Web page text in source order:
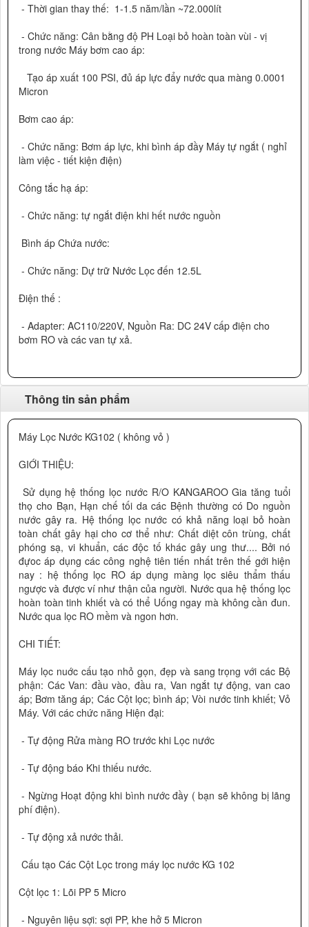
- Thời gian thay thế: 1-1.5 năm/lần ~72.000lít
- Chức năng: Cân bằng độ PH Loại bỏ hoàn toàn vùi - vị
trong nước Máy bơm cao áp:
Tạo áp xuất 100 PSI, đủ áp lực đẩy nước qua màng 0.0001
Micron
Bơm cao áp:
- Chức năng: Bơm áp lực, khi bình áp đầy Máy tự ngắt ( nghỉ
làm việc - tiết kiện điện)
Công tắc hạ áp:
- Chức năng: tự ngắt điện khi hết nước nguồn
Bình áp Chứa nước:
- Chức năng: Dự trữ Nước Lọc đến 12.5L
Điện thế :
- Adapter: AC110/220V, Nguồn Ra: DC 24V cấp điện cho
bơm RO và các van tự xả.
Thông tin sản phẩm
Máy Lọc Nước KG102 ( không vỏ )
GIỚI THIỆU:
Sử dụng hệ thống lọc nước R/O KANGAROO Gia tăng tuổi
thọ cho Bạn, Hạn chế tối da các Bệnh thường có Do nguồn
nước gây ra. Hệ thống lọc nước có khả năng loại bỏ hoàn
toàn chất gây hại cho cơ thể như: Chất diệt côn trùng, chất
phóng sạ, vi khuẩn, các độc tố khác gây ung thư.... Bởi nó
đựoc áp dụng các công nghệ tiên tiến nhất trên thế gới hiện
nay : hệ thống lọc RO áp dụng màng lọc siêu thẩm thấu
ngược và được ví như thận của người. Nước qua hệ thống lọc
hoàn toàn tinh khiết và có thể Uống ngay mà không cần đun.
Nước qua lọc RO mềm và ngon hơn.
CHI TIẾT:
Máy lọc nuớc cấu tạo nhỏ gọn, đẹp và sang trọng với các Bộ
phận: Các Van: đầu vào, đầu ra, Van ngắt tự động, van cao
áp; Bơm tăng áp; Các Cột lọc; bình áp; Vòi nước tinh khiết; Vỏ
Máy. Với các chức năng Hiện đại:
- Tự động Rửa màng RO trước khi Lọc nước
- Tự động báo Khi thiếu nước.
- Ngừng Hoạt động khi bình nước đầy ( bạn sẽ không bị lãng
phí điện).
- Tự động xả nước thải.
Cấu tạo Các Cột Lọc trong máy lọc nước KG 102
Cột lọc 1: Lõi PP 5 Micro
- Nguyên liệu sợi: sợi PP, khe hở 5 Micron